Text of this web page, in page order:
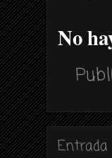
No
Entrada